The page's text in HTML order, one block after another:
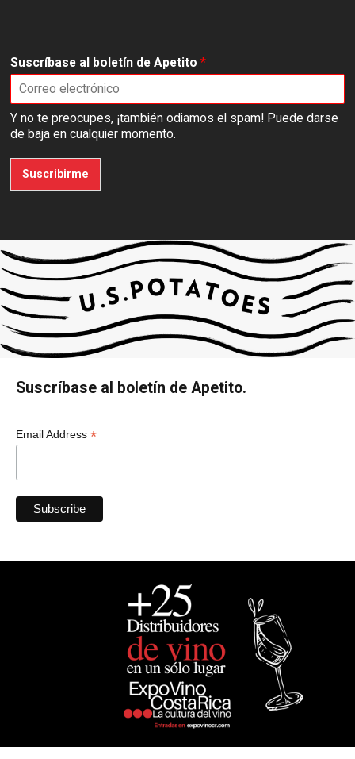
Suscríbase al boletín de Apetito *
Y no te preocupes, ¡también odiamos el spam! Puede darse
de baja en cualquier momento.
Suscribirme
Suscríbase al boletín de Apetito.
Email Address *